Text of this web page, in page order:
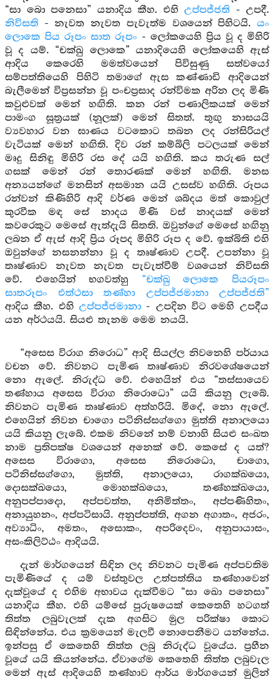
“සා බො පනෙසා” යනාදිය කීහ. එහි උප්පජ්ජති - උපදී.
නිවිසති - නැවත නැවත පැවැත්ම වශයෙන් පිහිටයි. යං
ලොකෙ පිය රූපං සාත රූපං - ලෝකයෙහි ප්‍රිය වූ ද මිහිරි
වූ ද යම්. “චක්ඛු ලොකෙ” යනාදියෙහි ලෝකයෙහි ඇස්
ආදිය කෙරෙහි මමත්වයෙන් පිවිසුණු සත්වයෝ
සම්පත්තියෙහි පිහිටි තමාගේ ඇස කණ්ණාඩි ආදියෙන්
බැලීමෙන් විප්‍රසන්න වූ පංචප්‍රසාද රන්විමක අරින ලද මිණි
කවුළුවක් මෙන් හඟිති. කන රන් පණාලිකයක් මෙන්
පාමංග සූත්‍රයක් (නූලක්) මෙන් සිතත්. තුඟු නාසයයි
ව්‍යවහාර වන ඝාණය වටකොට තබන ලද රන්සිරියල්
වැටියක් මෙන් හඟිති. දිව රන් කම්බිලි පටලයක් මෙන්
මෘදු සිනිඳු මිහිරි රස දේ යයි හඟිති. කය තරුණ සල්
ගසක් මෙන් රන් තොරණක් මෙන් හඟිති. මනස
අන්‍යයන්ගේ මනසින් අසමාන යයි උසස්ව හඟිති. රූපය
රන්වන් කිණිහිරි ආදි වර්ණ මෙන් ශබ්දය මත් කොවුල්
කුරවීක මඳ සේ නාදය මිණි වස් නාදයක් මෙන්
කවරෙකුට මෙසේ ඇත්දැයි සිතති. ඔවුන්ගේ මෙසේ හඟිනු
ලබන ඒ ඇස් ආදි ප්‍රිය රූපද මිහිරි රූප ද වේ. ඉක්බිති එහි
ඔවුන්ගේ නසනන්නා වූ ද තෘෂ්ණාව උපදී. උපන්නා වූ
තෘෂ්ණාව නැවත නැවත පැවැත්වීම් වශයෙන් නිවිසති
වේ. එහෙයින් භගවත්හු “චක්ඛු ලොකෙ පියරූපං
සාතරූපං එත්ථසා තණ්හා උප්පජ්ජමානා උප්පජ්ජති”
ආදිය කීහ. එහි උප්පජ්ජමානා - උපදින විට මෙහි උපදීය
යන අර්ථයයි. සියළු තැනම මෙම නයයි.
“අසෙස විරාග නිරොධ” ආදි සියල්ල නිවනෙහි පර්යාය
වචන වේ. නිවනට පැමිණ තෘෂ්ණාව නිරවශේෂයෙන්
නො ඇලේ. නිරුද්ධ වේ. එහෙයින් එය “තස්සායෙව
තණ්හාය අසෙස විරාග නිරොධො” යයි කියනු ලැබේ.
නිවනට පැමිණ තෘෂ්ණාව අත්හරියි. මිදේ, නො ඇලේ.
එහෙයින් නිවන චාගො පටිනිස්සග්ගො මුත්ති අනාලයො
යයි කියනු ලැබේ. එකම නිවනේ නම් වනාහි සියළු සංඛත
නාම ප්‍රතිපක්ෂ වශයෙන් අනෙක් වේ. කෙසේ ද යත්?
අසෙස විරාගො, අසෙස නිරොධො, චාගො,
පටිනිස්සග්ගො, මුත්ති, අනාලයො, රාගක්ඛයො,
දොසක්ඛයො, මොහක්ඛයො, තණ්හක්ඛයො,
අනුපප්පාදො, අප්පවත්ත, අනිමිත්තං, අප්පණිහිතං,
අනායුහනං, අප්පටිසායි. අනුප්පත්ති, අගන අගාතං, අජරං,
අව්‍යාධිං, අමතං, අසොකං, අපරිදෙවං, අනුපායාසං,
අසංකිලිට්ඨං ආදියයි.
දැන් මාර්ගයෙන් සිඳින ලද නිවනට පැමිණ අප්පවතිම
පැමිණියේ ද යම් වස්තුවල උත්පත්තිය තණ්හාවෙන්
දැක්වූයේ ද එහිම අභාවය දැක්වීමට “සා ඛො පනෙසා”
යනාදිය කීහ. එහි යම්සේ පුරුෂයෙක් කෙතෙහි හටගත්
තිත්ත ලබුවැලක් දැක අගසිට මුල පරික්ෂා කොට
සිඳින්නේය. එය ක්‍රමයෙන් මැලවී නොපෙනීමට යන්නේය.
ඉන්පසු ඒ කෙතෙහි තිත්ත ලබු නිරුද්ධ වූයේය. ප්‍රහීන
වූයේ යයි කියන්නේය. ඒවාගේම කෙතෙහි තිත්ත ලබුවැල
මෙන් ඇස් ආදියෙහි තණ්හාව ආර්ය මාර්ගයෙන් මුලින්